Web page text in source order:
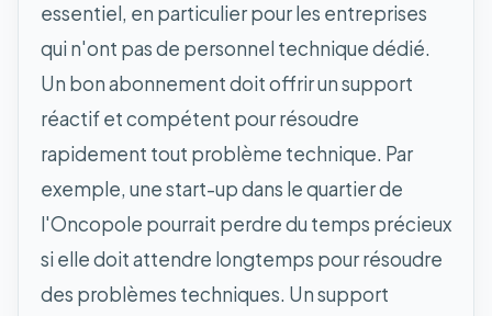
essentiel, en particulier pour les entreprises
qui n'ont pas de personnel technique dédié.
Un bon abonnement doit offrir un support
réactif et compétent pour résoudre
rapidement tout problème technique. Par
exemple, une start-up dans le quartier de
l'Oncopole pourrait perdre du temps précieux
si elle doit attendre longtemps pour résoudre
des problèmes techniques. Un support